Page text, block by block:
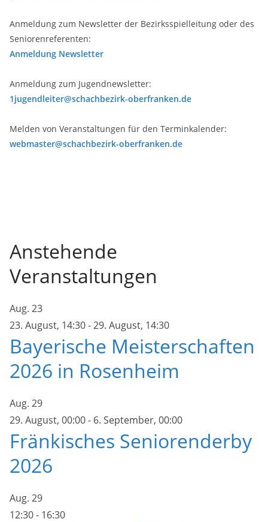
Anmeldung zum Newsletter der Bezirksspielleitung oder des
Seniorenreferenten:
Anmeldung Newsletter
Anmeldung zum Jugendnewsletter:
1jugendleiter@schachbezirk-oberfranken.de
Melden von Veranstaltungen für den Terminkalender:
webmaster@schachbezirk-oberfranken.de
Anstehende
Veranstaltungen
Aug. 23
23. August, 14:30-29. August, 14:30
Bayerische Meisterschaften
2026 in Rosenheim
Aug. 29
29. August, 00:00- 6. September, 00:00
Fränkisches Seniorenderby
2026
Aug. 29
12:30- 16:30